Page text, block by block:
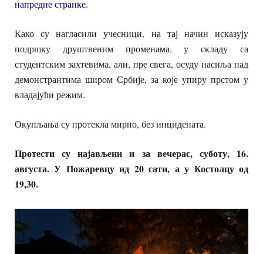
напредне странке.
Како су нагласили учесници, на тај начин исказују
подршку друштвеним променама, у складу са
студентским захтевима, али, пре свега, осуду насиља над
демонстрантима широм Србије, за које упиру прстом у
владајући режим.
Окупљања су протекла мирно, без инцидената.
Протести су најављени и за вечерас, суботу, 16.
августа. У Пожаревцу ид 20 сати, а у Костолцу од
19,30.